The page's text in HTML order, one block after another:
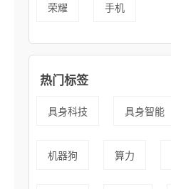
荣耀 手机
热门标签
具身科技 具身智能
机器狗 算力